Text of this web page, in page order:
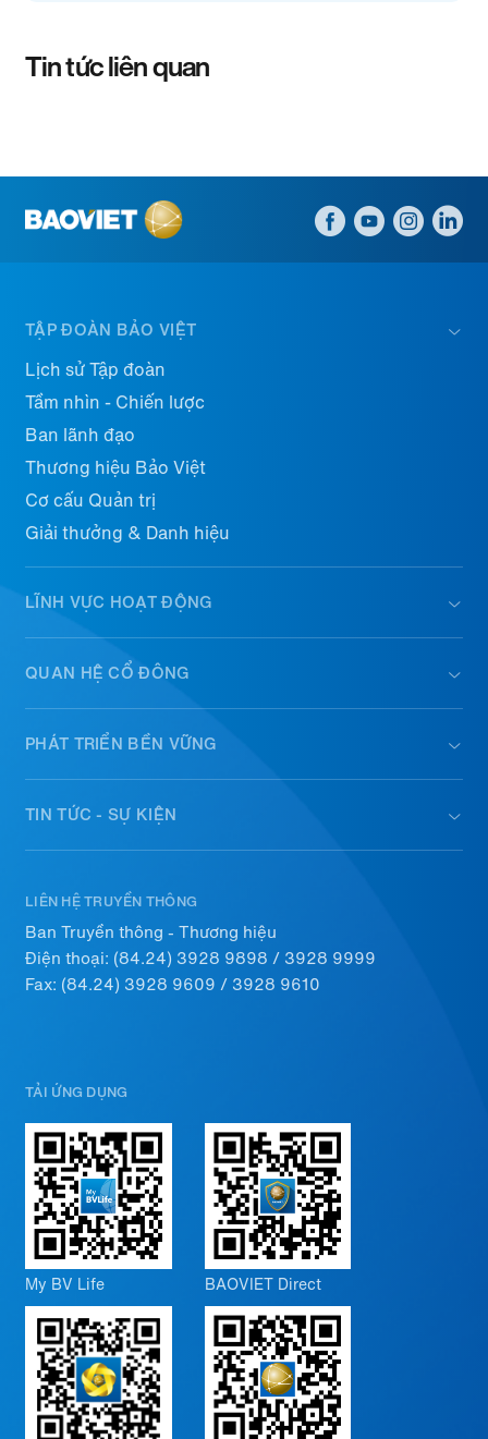
Tin tức liên quan
TẬP ĐOÀN BẢO VIỆT
Lịch sử Tập đoàn
Tầm nhìn - Chiến lược
Ban lãnh đạo
Thương hiệu Bảo Việt
Cơ cấu Quản trị
Giải thưởng & Danh hiệu
LĨNH VỰC HOẠT ĐỘNG
QUAN HỆ CỔ ĐÔNG
PHÁT TRIỂN BỀN VỮNG
TIN TỨC - SỰ KIỆN
LIÊN HỆ TRUYỀN THÔNG
Ban Truyền thông - Thương hiệu
Điện thoại: (84.24) 3928 9898 / 3928 9999
Fax: (84.24) 3928 9609 / 3928 9610
TẢI ỨNG DỤNG
My BV Life BAOVIET Direct